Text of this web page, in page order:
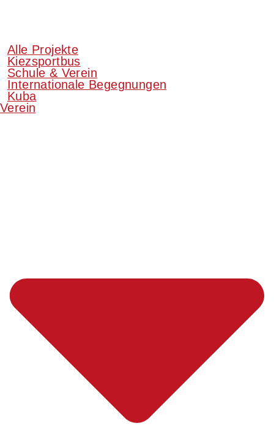
Alle Projekte
Kiezsportbus
Schule & Verein
Internationale Begegnungen
Kuba
Verein